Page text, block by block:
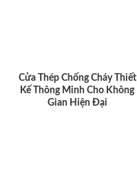
Cửa Thép Chống Cháy Thiết
Kế Thông Minh Cho Không
Gian Hiện Đại